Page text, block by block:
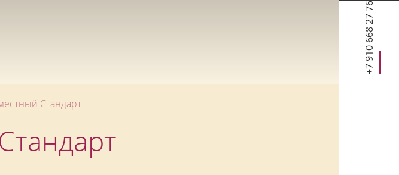
+7 910 668 27 76
Стандарт